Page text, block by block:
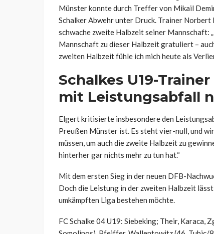
Münster konnte durch Treffer von Mikail
Schalker Abwehr unter Druck. Trainer
schwache zweite Halbzeit seiner Mannschaft:
Mannschaft zu dieser Halbzeit gratuliert –
zweiten Halbzeit fühle ich mich heute als
Schalkes U19-
mit Leistungsabfall
Elgert kritisierte insbesondere den
Preußen Münster ist. Es steht vier-null, und
müssen, um auch die zweite Halbzeit zu
hinterher gar nichts mehr zu tun hat.“
Mit dem ersten Sieg in der neuen DFB-
Doch die Leistung in der zweiten Halbzeit
umkämpften Liga bestehen möchte.
FC Schalke 04 U19: Siebeking; Their, Karaca,